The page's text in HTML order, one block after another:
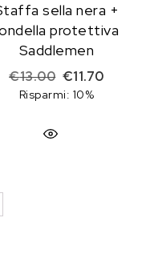
€13.00.
è: €11.70.
sella nera +
protettiva
Saddlemen
€13.00 Il prezzo
€11.70Il
Risparmi: 10%